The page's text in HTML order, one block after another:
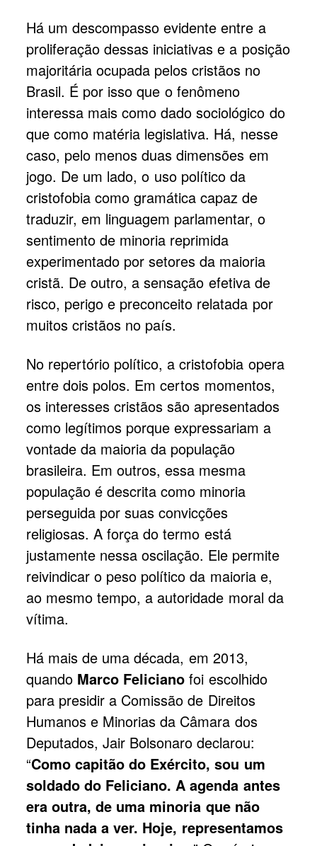
Há um descompasso evidente entre a
proliferação dessas iniciativas e a posição
majoritária ocupada pelos cristãos no
Brasil. É por isso que o fenômeno
interessa mais como dado sociológico do
que como matéria legislativa. Há, nesse
caso, pelo menos duas dimensões em
jogo. De um lado, o uso político da
cristofobia como gramática capaz de
traduzir, em linguagem parlamentar, o
sentimento de minoria reprimida
experimentado por setores da maioria
cristã. De outro, a sensação efetiva de
risco, perigo e preconceito relatada por
muitos cristãos no país.
No repertório político, a cristofobia opera
entre dois polos. Em certos momentos,
os interesses cristãos são apresentados
como legítimos porque expressariam a
vontade da maioria da população
brasileira. Em outros, essa mesma
população é descrita como minoria
perseguida por suas convicções
religiosas. A força do termo está
justamente nessa oscilação. Ele permite
reivindicar o peso político da maioria e,
ao mesmo tempo, a autoridade moral da
vítima.
Há mais de uma década, em 2013,
quando Marco Feliciano foi escolhido
para presidir a Comissão de Direitos
Humanos e Minorias da Câmara dos
Deputados, Jair Bolsonaro declarou:
“Como capitão do Exército, sou um
soldado do Feliciano. A agenda antes
era outra, de uma minoria que não
tinha nada a ver. Hoje, representamos